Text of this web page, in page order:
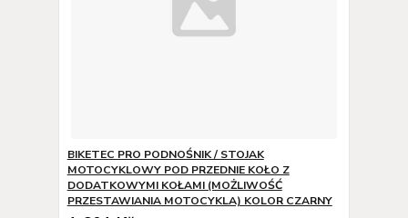
BIKETEC PRO PODNOŚNIK / STOJAK
MOTOCYKLOWY POD PRZEDNIE KOŁO Z
DODATKOWYMI KOŁAMI (MOŻLIWOŚĆ
PRZESTAWIANIA MOTOCYKLA) KOLOR CZARNY